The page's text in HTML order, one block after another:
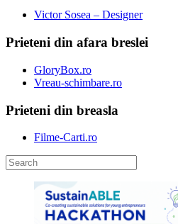
Victor Sosea – Designer
Prieteni din afara breslei
GloryBox.ro
Vreau-schimbare.ro
Prieteni din breasla
Filme-Carti.ro